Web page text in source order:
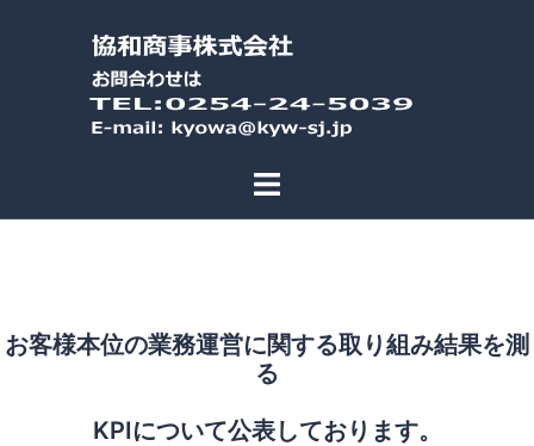
お客様本位の業務運営に関する取り組み結果を測
る
KPIについて公表しております。